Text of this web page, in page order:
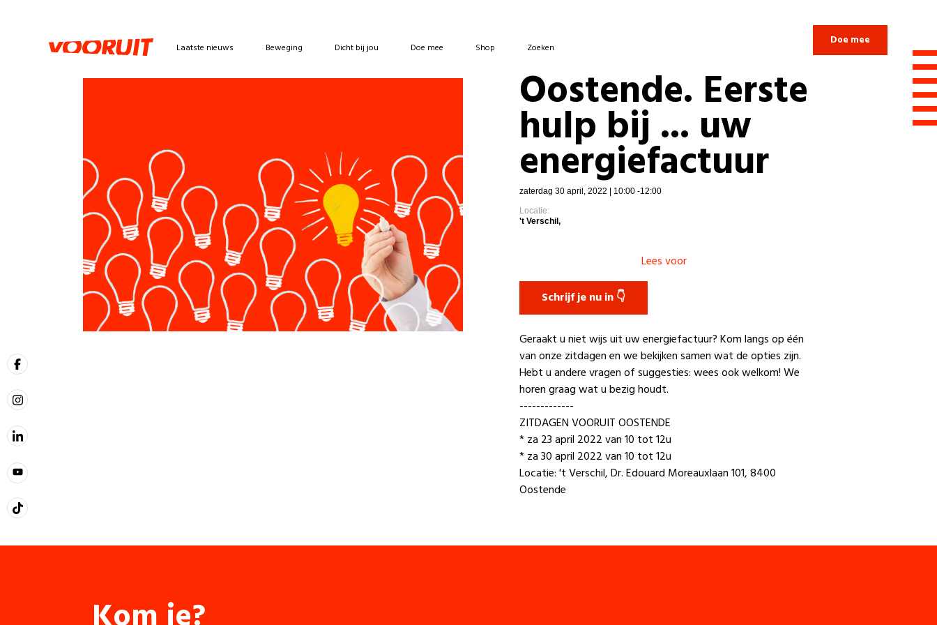
Laatste nieuws Beweging Dicht bij jou Doe mee Shop Zoeken
Doe mee
Oostende. Eerste
hulp bij ... uw
energiefactuur
zaterdag 30 april, 2022 | 10:00 -12:00
Locatie:
't Verschil,
Lees voor
Schrijf je nu in 👇
Geraakt u niet wijs uit uw energiefactuur? Kom langs op één
van onze zitdagen en we bekijken samen wat de opties zijn.
Hebt u andere vragen of suggesties: wees ook welkom! We
horen graag wat u bezig houdt.
-------------
ZITDAGEN VOORUIT OOSTENDE
* za 23 april 2022 van 10 tot 12u
* za 30 april 2022 van 10 tot 12u
Locatie: 't Verschil, Dr. Edouard Moreauxlaan 101, 8400
Oostende